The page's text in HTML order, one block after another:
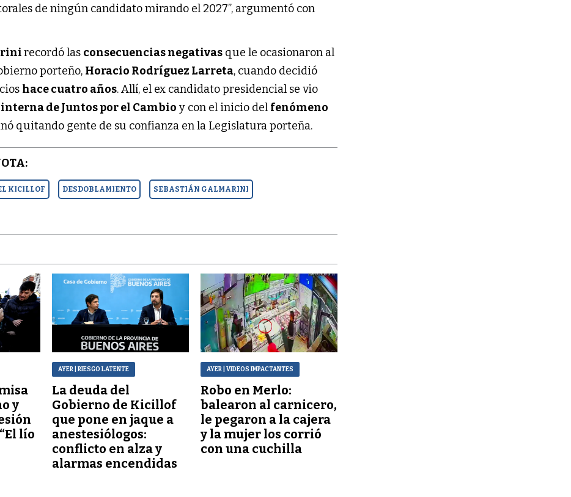
de ningún candidato mirando el 2027”, argumentó con
recordó las consecuencias negativas que le ocasionaron al
porteño, Horacio Rodríguez Larreta, cuando decidió
hace cuatro años. Allí, el ex candidato presidencial se vio
interna de Juntos por el Cambio y con el inicio del fenómeno
quitando gente de su confianza en la Legislatura porteña.
KICILLOF DESDOBLAMIENTO SEBASTIÁN GALMARINI
y
lío
AYER | RIESGO LATENTE
La deuda del
Gobierno de Kicillof
que pone en jaque a
anestesiólogos:
conflicto en alza y
alarmas encendidas
AYER | VIDEOS IMPACTANTES
Robo en Merlo:
balearon al carnicero,
le pegaron a la cajera
y la mujer los corrió
con una cuchilla